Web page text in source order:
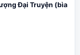
Đại Truyện (bìa